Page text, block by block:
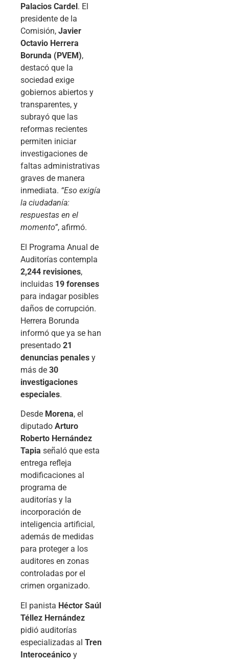
Palacios Cardel . El
presidente de la
Comisión, Javier
Octavio Herrera
Borunda (PVEM),
destacó que la
sociedad exige
gobiernos abiertos y
transparentes, y
subrayó que las
reformas recientes
permiten iniciar
investigaciones de
faltas administrativas
graves de manera
inmediata. “Eso exigía
la ciudadanía:
respuestas en el
momento”, afirmó.
El Programa Anual de
Auditorías contempla
2,244 revisiones,
incluidas 19 forenses
para indagar posibles
daños de corrupción.
Herrera Borunda
informó que ya se han
presentado 21
denuncias penales y
más de 30
investigaciones
especiales.
Desde Morena, el
diputado Arturo
Roberto Hernández
Tapia señaló que esta
entrega refleja
modificaciones al
programa de
auditorías y la
incorporación de
inteligencia artificial,
además de medidas
para proteger a los
auditores en zonas
controladas por el
crimen organizado.
El panista Héctor Saúl
Téllez Hernández
pidió auditorías
especializadas al Tren
Interoceánico y